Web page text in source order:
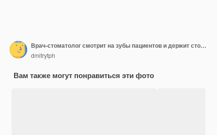
Врач-стоматолог смотрит на зубы пациентов и держит стоматологические инструменты возле рта Ассистент помогает врачу Они носят белую форму с масками и перчатками Стоматолог Стоматологический кабинет
dmitrytph
Вам также могут понравиться эти фото